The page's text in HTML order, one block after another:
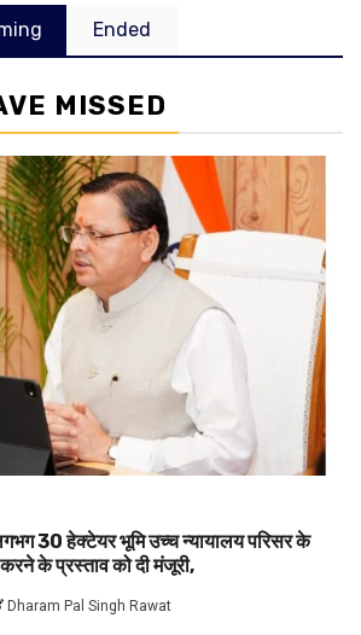
Ended
MISSED
30 हेक्टेयर भूमि उच्च न्यायालय परिसर के
करने के प्रस्ताव को दी मंजूरी,
Dharam Pal Singh Rawat